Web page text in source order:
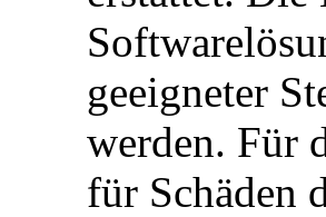
geeigneter
werden. Für
für Schäden